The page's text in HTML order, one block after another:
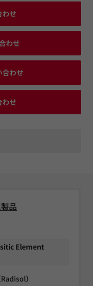
わせ
わせ
合わせ
わせ
品
Element
）